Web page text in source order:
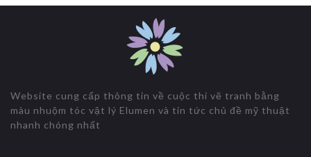
Website cung cấp thông tin về cuộc thi vẽ tranh bằng
màu nhuộm tóc vật lý Elumen và tin tức chủ đề mỹ thuật
nhanh chóng nhất